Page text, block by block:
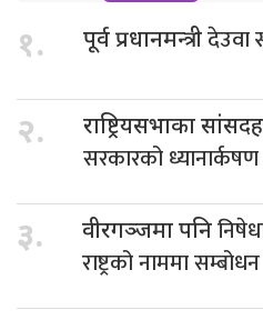
१. पूर्व प्रधानमन्त्रीदेउवा
२. राष्ट्रियसभाका
सरकारको
३. वीरगञ्जमा पनि
राष्ट्रको नाममा